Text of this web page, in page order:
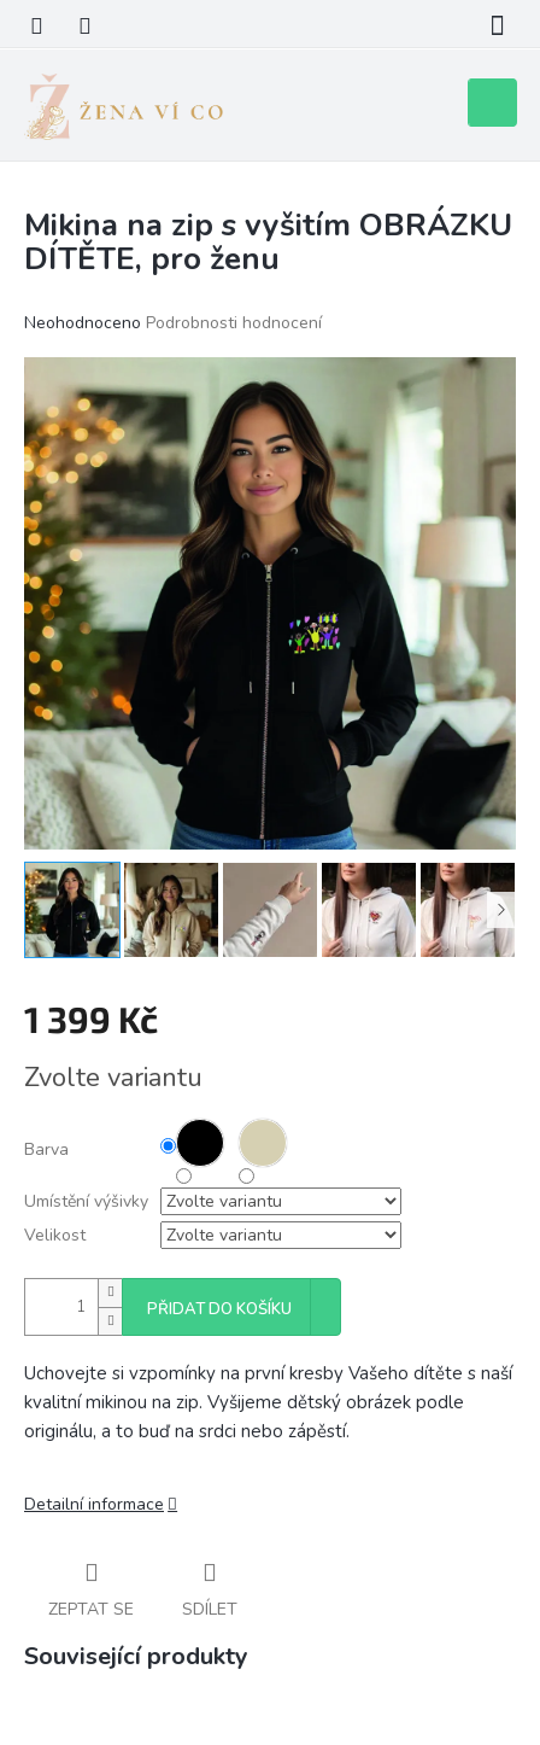
obsah
košík
Mikina na zip s vyšitím OBRÁZKU
DÍTĚTE, pro ženu
Průměrné
je
0,0
z
5
hvězdiček.
Neohodnoceno Podrobnosti hodnocení
1 399 Kč
cena:
Zvolte variantu
Barva
Umístění výšivky
Velikost
PŘIDAT DO KOŠÍKU
Uchovejte si vzpomínky na první kresby Vašeho dítěte s naší
kvalitní mikinou na zip. Vyšijeme dětský obrázek podle
originálu, a to buď na srdci nebo zápěstí.
Detailní informace
ZEPTAT SE SDÍLET
Související produkty